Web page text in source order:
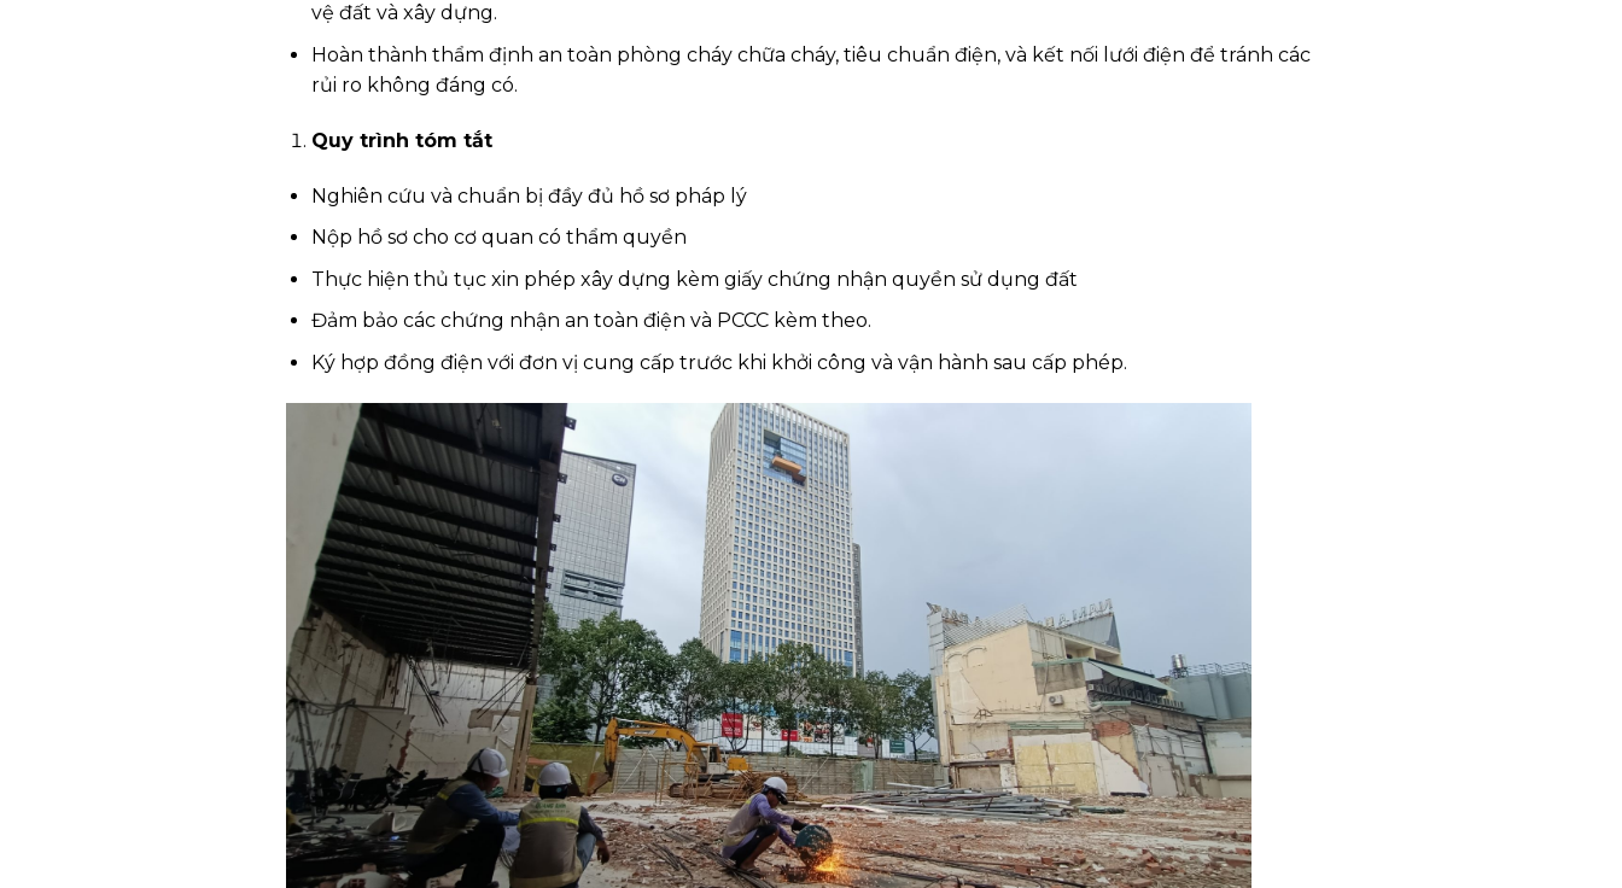
vệ đất và xây dựng.
Hoàn thành thẩm định an toàn phòng cháy chữa cháy, tiêu chuẩn điện, và kết nối lưới điện để tránh các
rủi ro không đáng có.
Quy trình tóm tắt
Nghiên cứu và chuẩn bị đầy đủ hồ sơ pháp lý
Nộp hồ sơ cho cơ quan có thẩm quyền
Thực hiện thủ tục xin phép xây dựng kèm giấy chứng nhận quyền sử dụng đất
Đảm bảo các chứng nhận an toàn điện và PCCC kèm theo.
Ký hợp đồng điện với đơn vị cung cấp trước khi khởi công và vận hành sau cấp phép.